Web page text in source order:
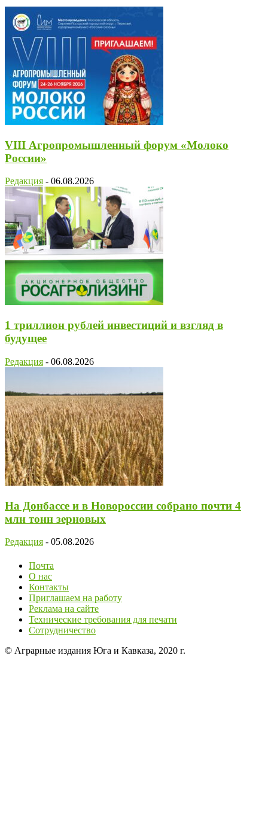
VIII Агропромышленный форум «Молоко
России»
Редакция - 06.08.2026
1 триллион рублей инвестиций и взгляд в
будущее
Редакция - 06.08.2026
На Донбассе и в Новороссии собрано почти 4
млн тонн зерновых
Редакция - 05.08.2026
Почта
О нас
Контакты
Приглашаем на работу
Реклама на сайте
Технические требования для печати
Сотрудничество
© Аграрные издания Юга и Кавказа, 2020 г.